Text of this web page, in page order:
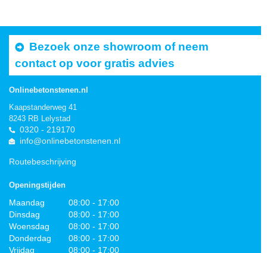
Bezoek onze showroom of neem
contact op voor gratis advies
Onlinebetonstenen.nl
Kaapstanderweg 41
8243 RB Lelystad
0320 - 219170
info@onlinebetonstenen.nl
Routebeschrijving
Openingstijden
Maandag
08:00 - 17:00
Dinsdag
08:00 - 17:00
Woensdag
08:00 - 17:00
Donderdag
08:00 - 17:00
Vrijdag
08:00 - 17:00